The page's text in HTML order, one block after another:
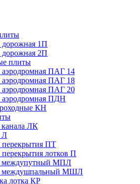
дорожная 1П
дорожная 2П
плиты
аэродромная ПАГ 14
аэродромная ПАГ 18
аэродромная ПАГ 20
аэродромная ПДН
КН
ЛК
Л
перекрытия ПТ
лотков П
междупутный МПЛ
междушпальный МШЛ
лотка КР